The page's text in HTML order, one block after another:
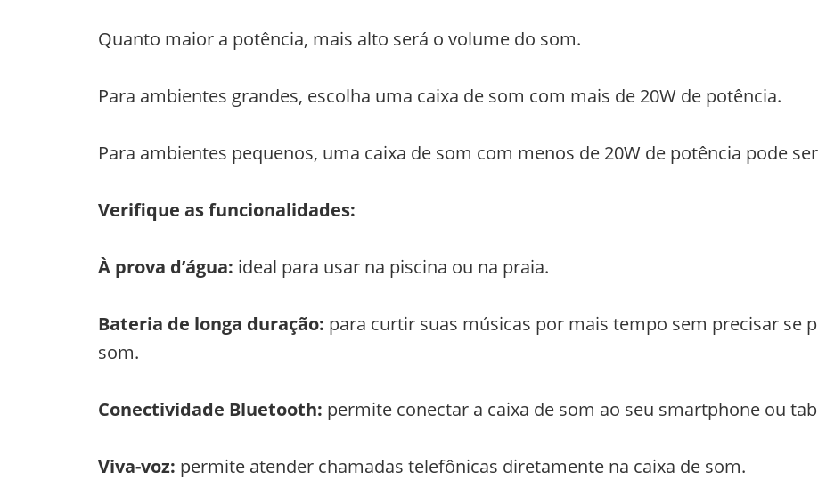
Quanto maior a potência, mais alto será o volume do som.
Para ambientes grandes, escolha uma caixa de som com mais de 20W de potência.
Para ambientes pequenos, uma caixa de som com menos de 20W de potência pode
Verifique as funcionalidades:
À prova d’água: ideal para usar na piscina ou na praia.
Bateria de longa duração: para curtir suas músicas por mais tempo sem precisar se
som.
Conectividade Bluetooth: permite conectar a caixa de som ao seu smartphone ou
Viva-voz: permite atender chamadas telefônicas diretamente na caixa de som.